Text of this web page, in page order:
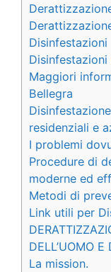
Disinfestazioni
Disinfestazioni
Maggiori
Bellegra
residenziali e
I problemi
Procedure di
moderne ed
Metodi di
Link utili per
DELL’UOMO E
La mission.